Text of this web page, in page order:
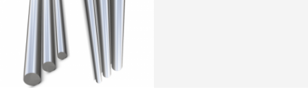
Балка
Швеллер